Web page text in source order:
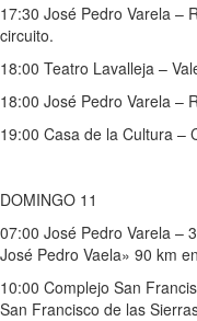
17:30 José Pedro Varela –
circuito.
18:00 Teatro Lavalleja –
18:00 José Pedro Varela –
19:00 Casa de la Cultura –
DOMINGO 11
07:00 José Pedro Varela –
José Pedro Vaela» 90 km
10:00 Complejo San
San Francisco de las